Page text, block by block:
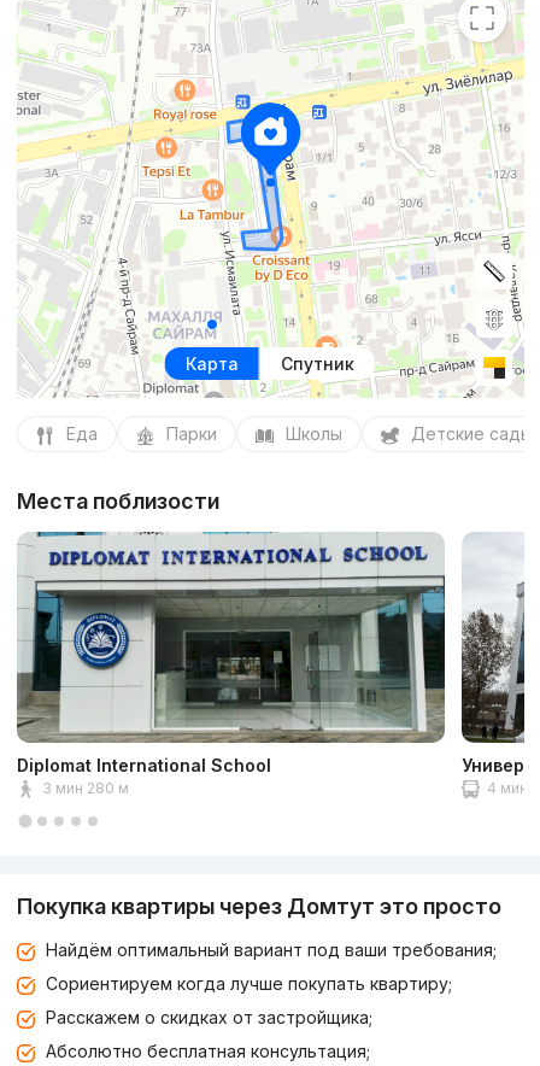
Карта Спутник
Еда Парки Школы Детские сады
Места поблизости
Diplomat International School
3 мин 280 м 4 мин
Покупка квартиры через Домтут это просто
Найдём оптимальный вариант под ваши требования;
Сориентируем когда лучше покупать квартиру;
Расскажем о скидках от застройщика;
Абсолютно бесплатная консультация;